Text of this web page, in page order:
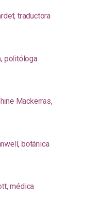
traductora
politóloga
Mackerras,
botánica
médica